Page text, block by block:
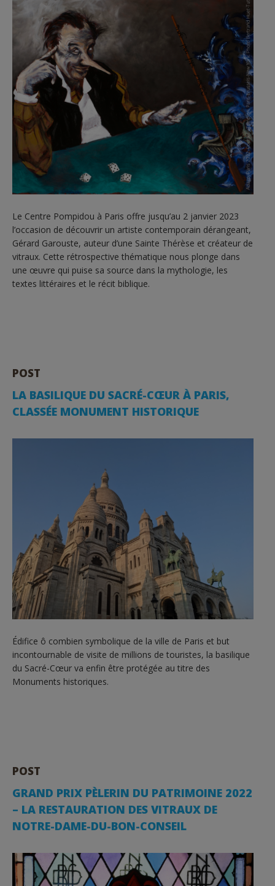
Le Centre Pompidou à Paris offre jusqu’au 2 janvier 2023
l’occasion de découvrir un artiste contemporain dérangeant,
Gérard Garouste, auteur d’une Sainte Thérèse et créateur de
vitraux. Cette rétrospective thématique nous plonge dans
une œuvre qui puise sa source dans la mythologie, les
textes littéraires et le récit biblique.
POST
LA BASILIQUE DU SACRÉ-CŒUR À PARIS,
CLASSÉE MONUMENT HISTORIQUE
Édifice ô combien symbolique de la ville de Paris et but
incontournable de visite de millions de touristes, la basilique
du Sacré-Cœur va enfin être protégée au titre des
Monuments historiques.
POST
GRAND PRIX PÈLERIN DU PATRIMOINE 2022
– LA RESTAURATION DES VITRAUX DE
NOTRE-DAME-DU-BON-CONSEIL